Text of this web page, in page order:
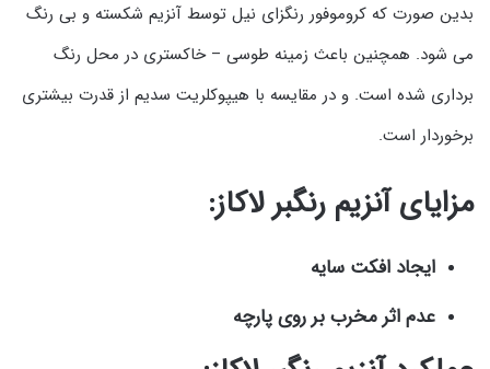
بدین صورت که کروموفور رنگزای نیل توسط آنزیم شکسته و بی رنگ
می شود. همچنین باعث زمینه طوسی – خاکستری در محل رنگ
برداری شده است. و در مقایسه با هیپوکلریت سدیم از قدرت بیشتری
برخوردار است.
مزایای آنزیم رنگبر لاکاز:
ایجاد افکت سایه
عدم اثر مخرب بر روی پارچه